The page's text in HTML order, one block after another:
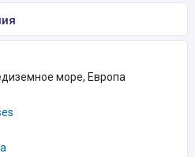
море, Европа